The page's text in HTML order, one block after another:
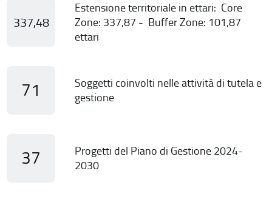
337,48
Estensione territoriale in ettari: Core
Zone: 337,87 - Buffer Zone: 101,87
ettari
71
Soggetti coinvolti nelle attività di tutela e
gestione
37
Progetti del Piano di Gestione 2024-
2030